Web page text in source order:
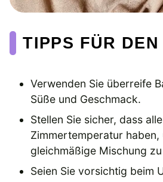
TIPPS FÜR
Verwenden Sie überreife
Süße und Geschmack.
Stellen Sie sicher, dass
Zimmertemperatur haben,
gleichmäßige Mischung
Seien Sie vorsichtig beim